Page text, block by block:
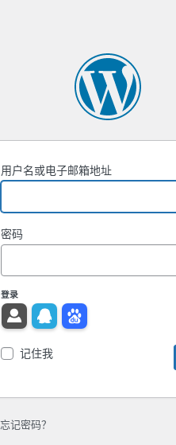
用户名或电子邮箱地址
密码
登录
记住我
忘记密码？